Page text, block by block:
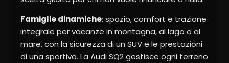
Famiglie dinamiche: spazio, comfort e trazione
integrale per vacanze in montagna, al lago o al
mare, con la sicurezza di un SUV e le prestazioni
di una sportiva. La Audi SQ2 gestisce ogni terreno